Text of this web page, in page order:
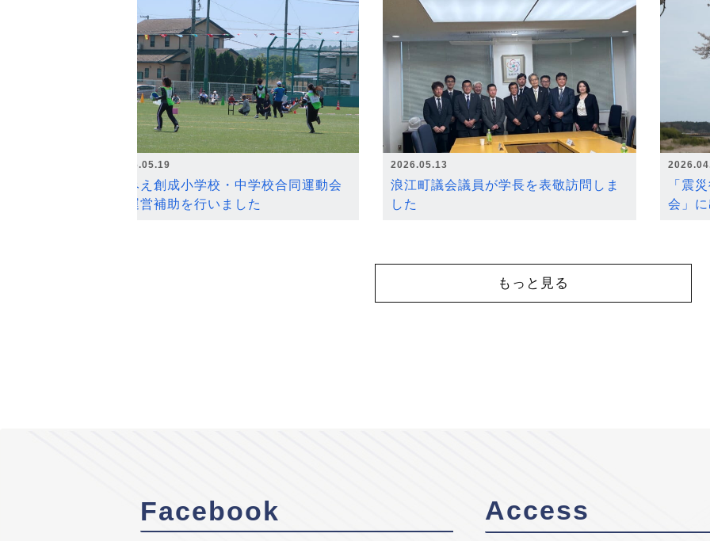
2026.05.19
なみえ創成小学校・中学校合同運動会
の運営補助を行いました
2026.05.13
浪江町議会議員が学長を表敬訪問しま
した
「震
会」
もっと見る
Facebook Access